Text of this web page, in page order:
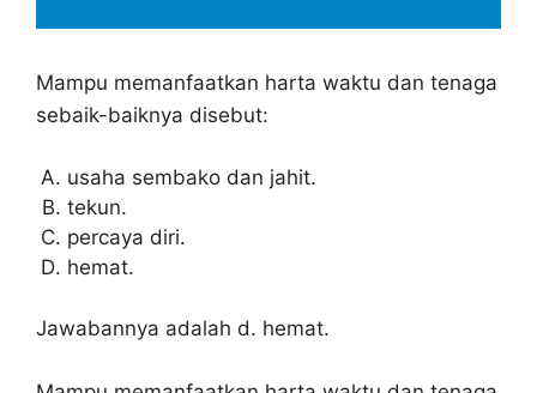
Mampu memanfaatkan harta waktu dan tenaga
sebaik-baiknya disebut:
usaha sembako dan jahit.
tekun.
percaya diri.
hemat.
Jawabannya adalah d. hemat.